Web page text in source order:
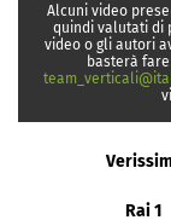
Alcuni video
quindi valutati di
video o gli autori
basterà
Rai 1